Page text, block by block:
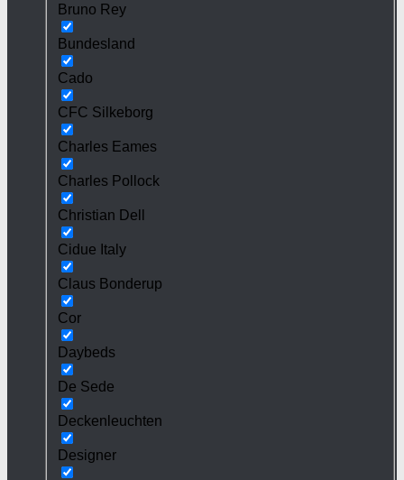
Bruno Rey
Bundesland
Cado
CFC Silkeborg
Charles Eames
Charles Pollock
Christian Dell
Cidue Italy
Claus Bonderup
Cor
Daybeds
De Sede
Deckenleuchten
Designer